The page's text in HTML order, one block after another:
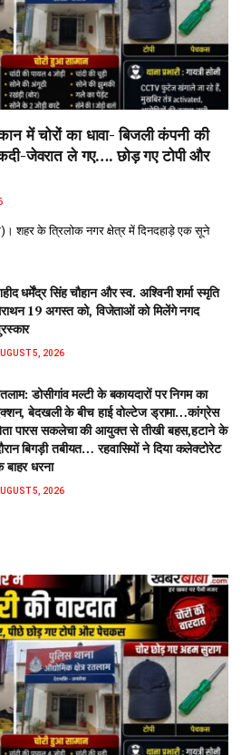
में चोरों का धावा- बिजली कंपनी की
जेवरात ले गए…. छोड़ गए टोपी और
शहर के त्रिलोक नगर क्षेत्र में दिनदहाड़े एक सूने
धर्मेंद्र सिंह चौहान और स्व. अश्विनी शर्मा स्मृति
19 अगस्त को, विजेताओं को मिलेंगे नगद
5, 2026
डोसीगांव मल्टी के बकायदारों पर निगम का
बेदखली के बीच हाई वोल्टेज ड्रामा…कांग्रेस
पारस सकलेचा की आयुक्त से तीखी बहस,हटाने के
बिगड़ी तबीयत… रहवासियों ने दिया कलेक्टोरेट
बाहर धरना
5, 2026